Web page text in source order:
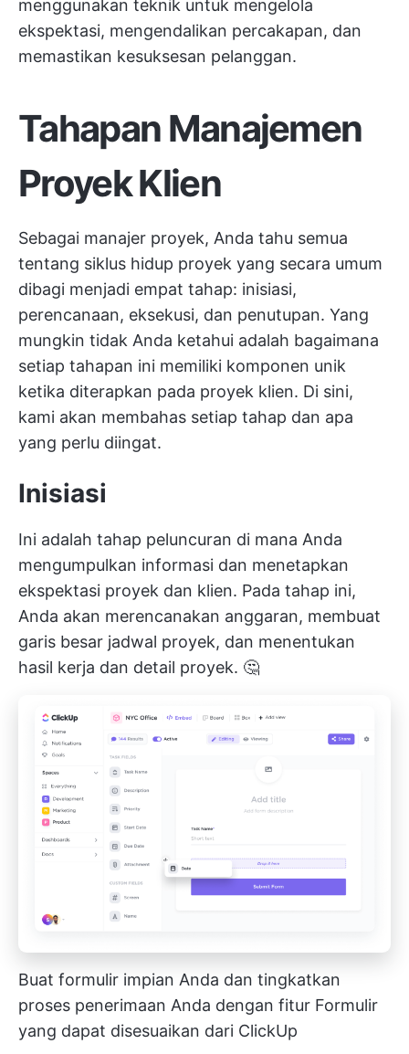
menggunakan teknik untuk mengelola
ekspektasi, mengendalikan percakapan, dan
memastikan kesuksesan pelanggan.
Tahapan Manajemen
Proyek Klien
Sebagai manajer proyek, Anda tahu semua
tentang siklus hidup proyek yang secara umum
dibagi menjadi empat tahap: inisiasi,
perencanaan, eksekusi, dan penutupan. Yang
mungkin tidak Anda ketahui adalah bagaimana
setiap tahapan ini memiliki komponen unik
ketika diterapkan pada proyek klien. Di sini,
kami akan membahas setiap tahap dan apa
yang perlu diingat.
Inisiasi
Ini adalah tahap peluncuran di mana Anda
mengumpulkan informasi dan menetapkan
ekspektasi proyek dan klien. Pada tahap ini,
Anda akan merencanakan anggaran, membuat
garis besar jadwal proyek, dan menentukan
hasil kerja dan detail proyek. 🤔
Buat formulir impian Anda dan tingkatkan
proses penerimaan Anda dengan fitur Formulir
yang dapat disesuaikan dari ClickUp